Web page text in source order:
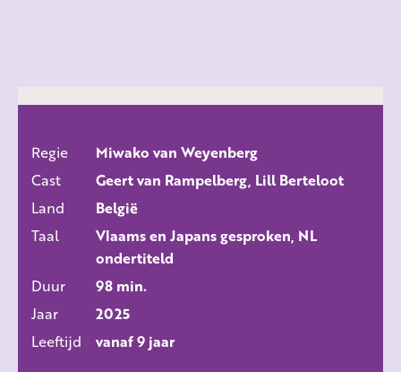
ALLE FILMS
Regie
Miwako van Weyenberg
Cast
Geert van Rampelberg, Lill Berteloot
Land
België
Taal
Vlaams en Japans gesproken, NL
ondertiteld
Duur
98 min.
Jaar
2025
Leeftijd
vanaf 9 jaar